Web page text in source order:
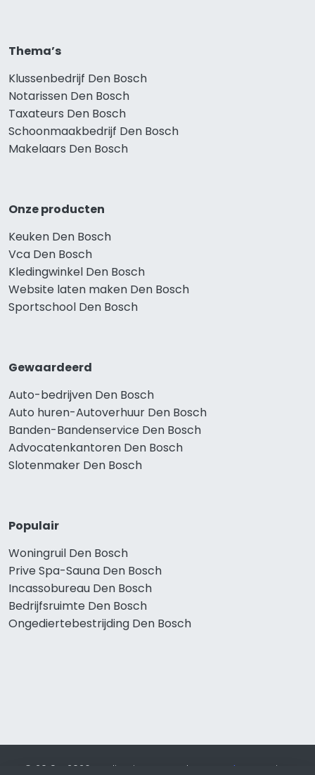
Thema’s
Klussenbedrijf Den Bosch
Notarissen Den Bosch
Taxateurs Den Bosch
Schoonmaakbedrijf Den Bosch
Makelaars Den Bosch
Onze producten
Keuken Den Bosch
Vca Den Bosch
Kledingwinkel Den Bosch
Website laten maken Den Bosch
Sportschool Den Bosch
Gewaardeerd
Auto-bedrijven Den Bosch
Auto huren-Autoverhuur Den Bosch
Banden-Bandenservice Den Bosch
Advocatenkantoren Den Bosch
Slotenmaker Den Bosch
Populair
Woningruil Den Bosch
Prive Spa-Sauna Den Bosch
Incassobureau Den Bosch
Bedrijfsruimte Den Bosch
Ongediertebestrijding Den Bosch
© 2019 - 2026 Realisatie en SEO door SEO-bureau Lion